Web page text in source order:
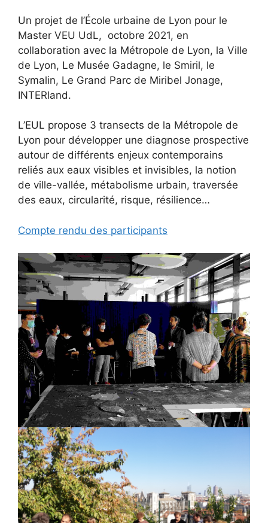
Un projet de l’École urbaine de Lyon pour le
Master VEU UdL, octobre 2021, en
collaboration avec la Métropole de Lyon, la Ville
de Lyon, Le Musée Gadagne, le Smiril, le
Symalin, Le Grand Parc de Miribel Jonage,
INTERland.
L’EUL propose 3 transects de la Métropole de
Lyon pour développer une diagnose prospective
autour de différents enjeux contemporains
reliés aux eaux visibles et invisibles, la notion
de ville-vallée, métabolisme urbain, traversée
des eaux, circularité, risque, résilience…
Compte rendu des participants